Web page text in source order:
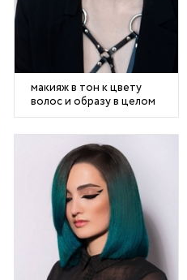
макияж в тон к цвету
волос и образу в целом